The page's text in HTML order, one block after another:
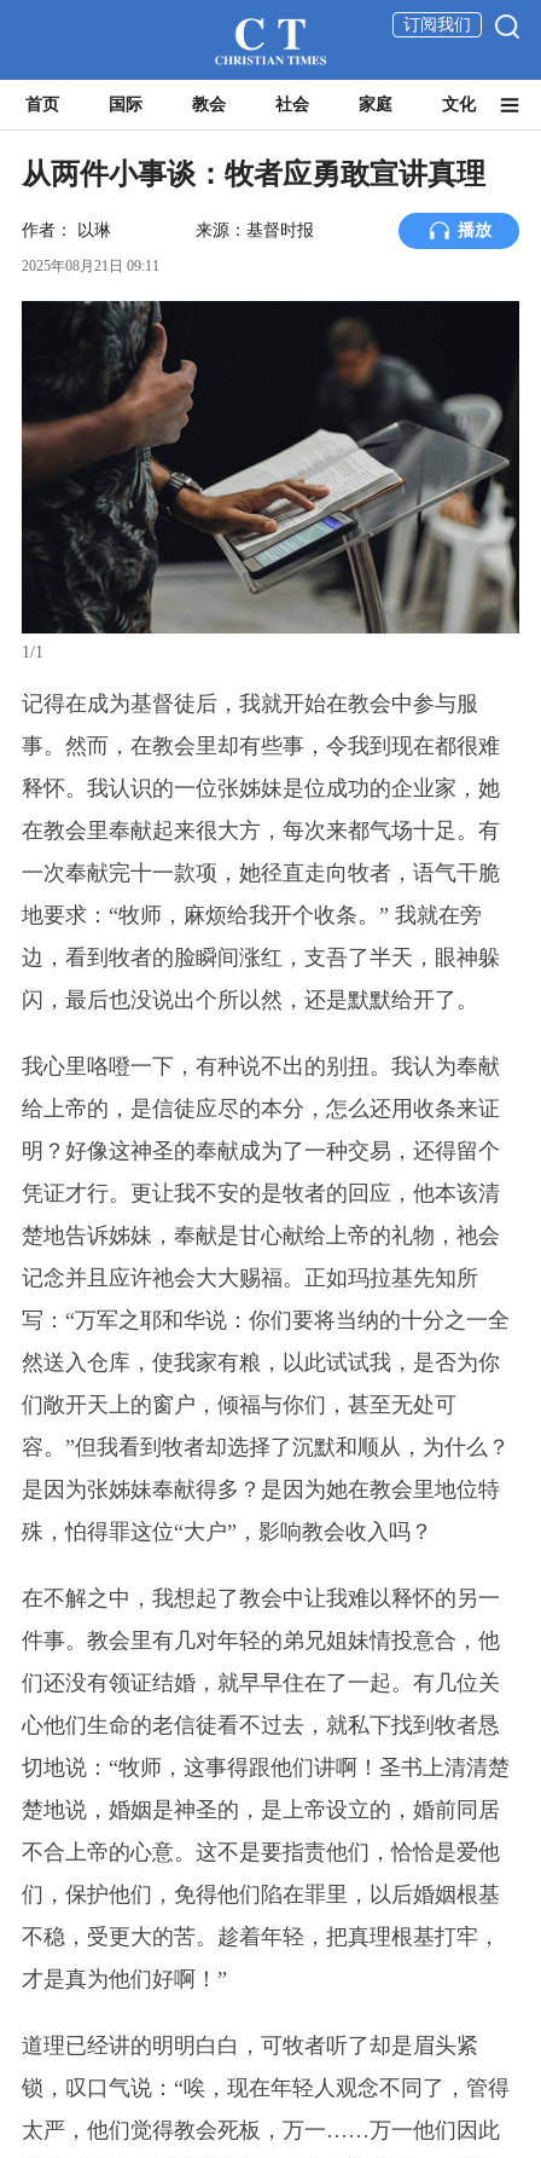
订阅我们
首页 国际 教会 社会 家庭 文化
从两件小事谈：牧者应勇敢宣讲真理
作者： 以琳 来源：基督时报 播放
2025年08月21日 09:11
1/1
记得在成为基督徒后，我就开始在教会中参与服
事。然而，在教会里却有些事，令我到现在都很难
释怀。我认识的一位张姊妹是位成功的企业家，她
在教会里奉献起来很大方，每次来都气场十足。有
一次奉献完十一款项，她径直走向牧者，语气干脆
地要求：“牧师，麻烦给我开个收条。” 我就在旁
边，看到牧者的脸瞬间涨红，支吾了半天，眼神躲
闪，最后也没说出个所以然，还是默默给开了。
我心里咯噔一下，有种说不出的别扭。我认为奉献
给上帝的，是信徒应尽的本分，怎么还用收条来证
明？好像这神圣的奉献成为了一种交易，还得留个
凭证才行。更让我不安的是牧者的回应，他本该清
楚地告诉姊妹，奉献是甘心献给上帝的礼物，祂会
记念并且应许祂会大大赐福。正如玛拉基先知所
写：“万军之耶和华说：你们要将当纳的十分之一全
然送入仓库，使我家有粮，以此试试我，是否为你
们敞开天上的窗户，倾福与你们，甚至无处可
容。”但我看到牧者却选择了沉默和顺从，为什么？
是因为张姊妹奉献得多？是因为她在教会里地位特
殊，怕得罪这位“大户”，影响教会收入吗？
在不解之中，我想起了教会中让我难以释怀的另一
件事。教会里有几对年轻的弟兄姐妹情投意合，他
们还没有领证结婚，就早早住在了一起。有几位关
心他们生命的老信徒看不过去，就私下找到牧者恳
切地说：“牧师，这事得跟他们讲啊！圣书上清清楚
楚地说，婚姻是神圣的，是上帝设立的，婚前同居
不合上帝的心意。这不是要指责他们，恰恰是爱他
们，保护他们，免得他们陷在罪里，以后婚姻根基
不稳，受更大的苦。趁着年轻，把真理根基打牢，
才是真为他们好啊！”
道理已经讲的明明白白，可牧者听了却是眉头紧
锁，叹口气说：“唉，现在年轻人观念不同了，管得
太严，他们觉得教会死板，万一……万一他们因此